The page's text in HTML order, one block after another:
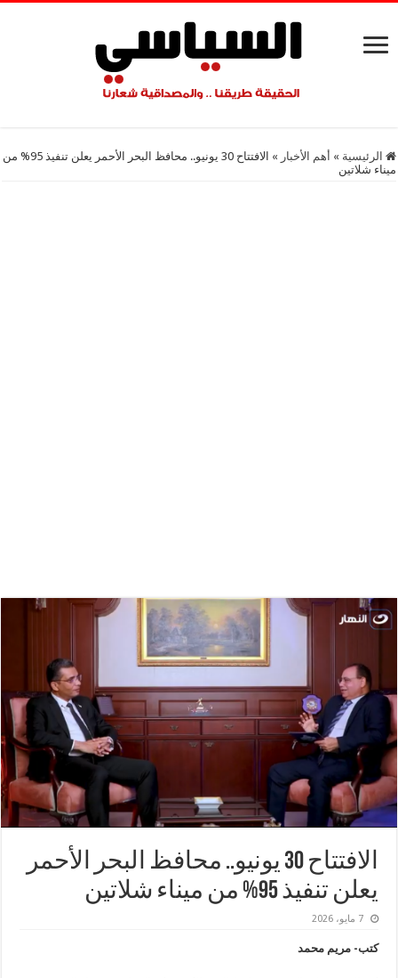
الرئيسية » أهم اﻷخبار »
الافتتاح 30 يونيو.. محافظ البحر الأحمر يعلن تنفيذ 95% من
ميناء شلاتين
الافتتاح 30 يونيو.. محافظ البحر الأحمر
يعلن تنفيذ 95% من ميناء شلاتين
7 مايو، 2026
كتب- مريم محمد